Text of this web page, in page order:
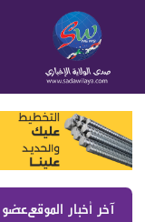
آخر أخبار الموقع :